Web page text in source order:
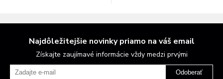
Najdôležitejšie novinky priamo na váš email
Získajte zaujímavé informácie vždy medzi prvými
Odoberať